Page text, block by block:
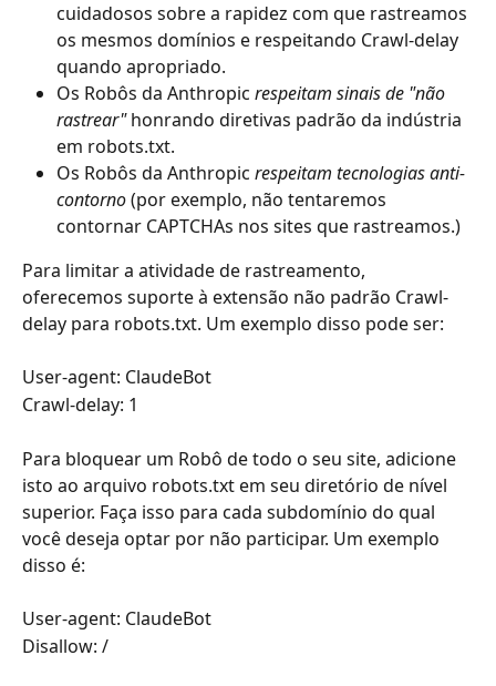
cuidadosos sobre a rapidez com que rastreamos
os mesmos domínios e respeitando Crawl-delay
quando apropriado.
Os Robôs da Anthropic respeitam sinais de "não
rastrear" honrando diretivas padrão da indústria
em robots.txt.
Os Robôs da Anthropic respeitam tecnologias anti-
contorno (por exemplo, não tentaremos
contornar CAPTCHAs nos sites que rastreamos.)
Para limitar a atividade de rastreamento,
oferecemos suporte à extensão não padrão Crawl-
delay para robots.txt. Um exemplo disso pode ser:
User-agent: ClaudeBot
Crawl-delay: 1
Para bloquear um Robô de todo o seu site, adicione
isto ao arquivo robots.txt em seu diretório de nível
superior. Faça isso para cada subdomínio do qual
você deseja optar por não participar. Um exemplo
disso é:
User-agent: ClaudeBot
Disallow: /